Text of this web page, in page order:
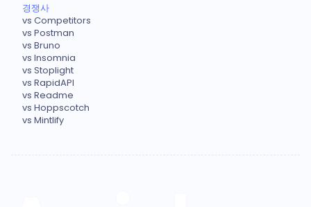
경쟁사
vs Competitors
vs Postman
vs Bruno
vs Insomnia
vs Stoplight
vs RapidAPI
vs Readme
vs Hoppscotch
vs Mintlify